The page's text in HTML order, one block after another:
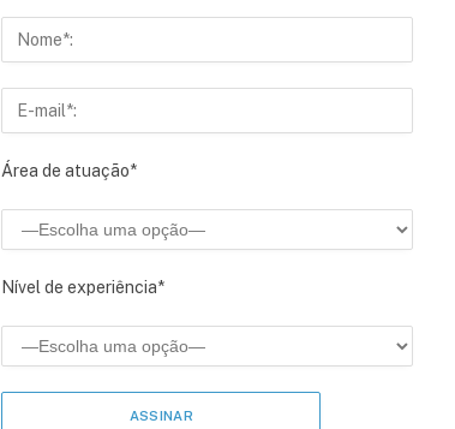
Área de atuação*
Nível de experiência*